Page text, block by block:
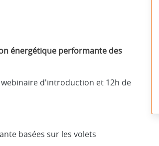
énergétique performante des
d'introduction et 12h de
basées sur les volets